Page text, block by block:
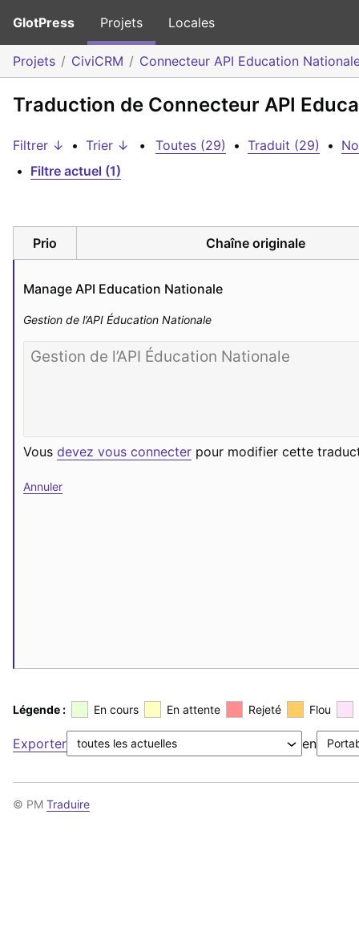
GlotPress Projets Locales
Projets CiviCRM Connecteur API Education
Traduction de Connecteur API
Filtrer ↓ • Trier ↓ • Toutes (29) • Traduit (29) •
• Filtre actuel (1)
Prio Chaîne originale
Manage API Education Nationale
Gestion de l’API Éducation Nationale
Vous devez vous connecter pour modifier cette
Annuler
Légende : En cours En attente Rejeté Flou
Exporter en
© PM Traduire